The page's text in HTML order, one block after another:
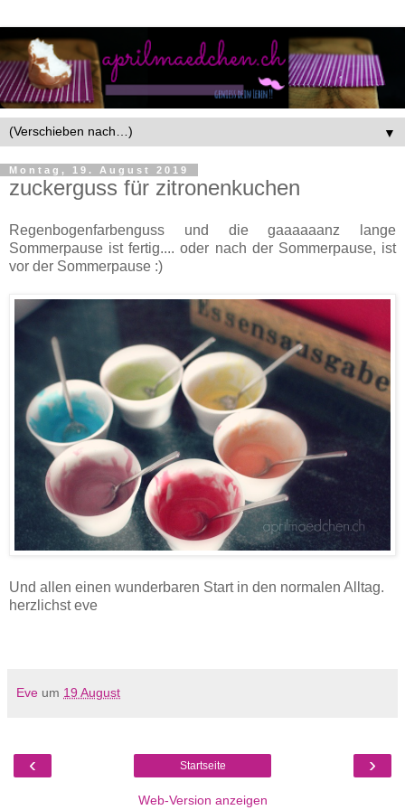
▼
Montag, 19. August 2019
zuckerguss für zitronenkuchen
Regenbogenfarbenguss und die gaaaaaanz lange
Sommerpause ist fertig.... oder nach der Sommerpause, ist
vor der Sommerpause :)
Und allen einen wunderbaren Start in den normalen Alltag.
herzlichst eve
Eve um 19 August
‹ ›
Startseite
Web-Version anzeigen